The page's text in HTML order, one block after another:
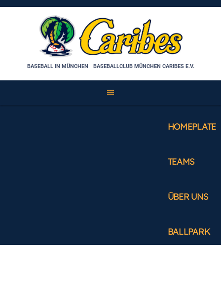
Skip
BASEBALL IN MÜNCHEN BASEBALLCLUB MÜNCHEN CARIBES E.V.
HOMEPLATE
TEAMS
ÜBER UNS
BALLPARK